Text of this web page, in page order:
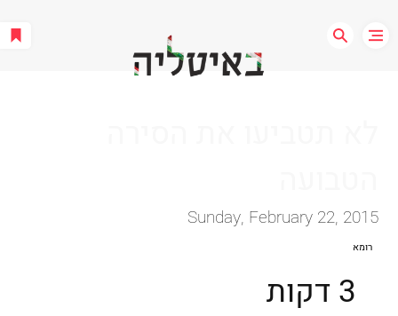
Sunday, February 22, 2015
3 דקות
רומא